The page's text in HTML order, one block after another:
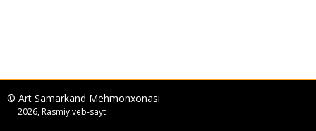
© Art Samarkand Mehmonxonasi
2026, Rasmiy veb-sayt